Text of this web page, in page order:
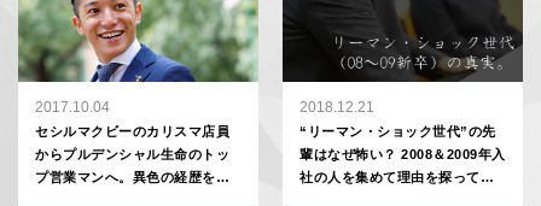
2017.10.04
セシルマクビーのカリスマ店員
からプルデンシャル生命のトッ
プ営業マンへ。異色の経歴を持
2018.12.21
“リーマン・ショック世代”の先
輩はなぜ怖い？ 2008＆2009年入
社の人を集めて理由を探ってみ